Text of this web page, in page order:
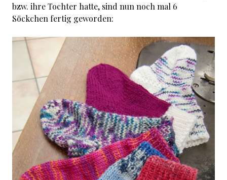
bzw. ihre Tochter hatte, sind nun noch mal 6
Söckchen fertig geworden: